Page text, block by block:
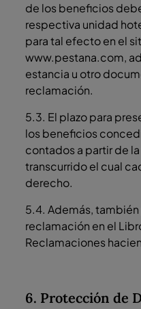
de los beneficios
respectiva unidad
para tal efecto en el
www.pestana.com,
estancia u otro
reclamación.
5.3. El plazo para
los beneficios
contados a partir de
transcurrido el cual
derecho.
5.4. Además,
reclamación en el
Reclamaciones
6. Protección de